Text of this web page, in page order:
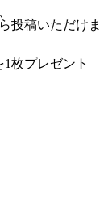
投稿いただけま
1枚プレゼント